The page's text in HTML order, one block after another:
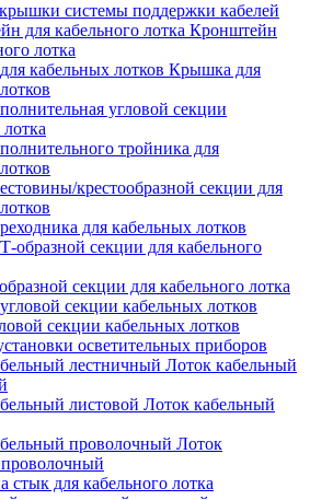
системы поддержки кабелей
Кронштейн
лотка
Крышка для
угловой секции
тройника для
крестообразной секции для
для кабельных лотков
секции для кабельного лотка
секции кабельных лотков
осветительных приборов
Лоток кабельный
Лоток кабельный
Лоток
стык для кабельного лотка